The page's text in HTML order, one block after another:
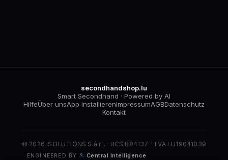
secondhandshop.lu
Smart Secondhand · Powered by AI
HilfeÜber unsApp installierenImpressumAGBDatenschutz
Kontakt
© 2026 iSOLUTIONS S.à r.l. · RCS B84137 · TVA LU19041039
ENGINEERED BY Central Intelligence